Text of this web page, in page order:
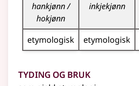
hankjønn /
hokjønn
inkjekjønn
etymologisk etymologisk
Tyding og bruk